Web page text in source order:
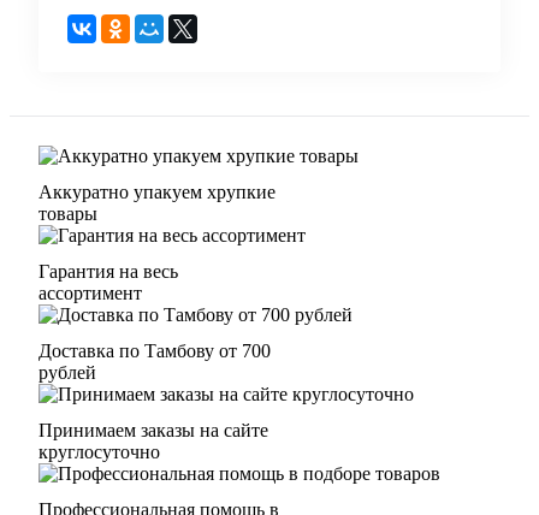
Аккуратно упакуем хрупкие
товары
Гарантия на весь
ассортимент
Доставка по Тамбову от 700
рублей
Принимаем заказы на сайте
круглосуточно
Профессиональная помощь в